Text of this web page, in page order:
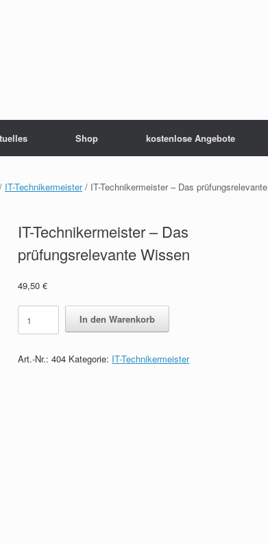
Shop kostenlose Angebote
/ IT-Technikermeister/ IT-Technikermeister – Das prüfungsrelevante
IT-Technikermeister – Das
prüfungsrelevante Wissen
49,50€
IT-
Technikermeister
-
prüfungsrelevante
In den Warenkorb
Art.-Nr.:404 Kategorie: IT-Technikermeister